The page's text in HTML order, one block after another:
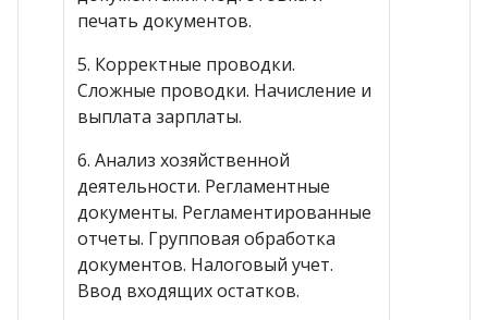
печать документов.
5. Корректные проводки.
Сложные проводки. Начисление и
выплата зарплаты.
6. Анализ хозяйственной
деятельности. Регламентные
документы. Регламентированные
отчеты. Групповая обработка
документов. Налоговый учет.
Ввод входящих остатков.